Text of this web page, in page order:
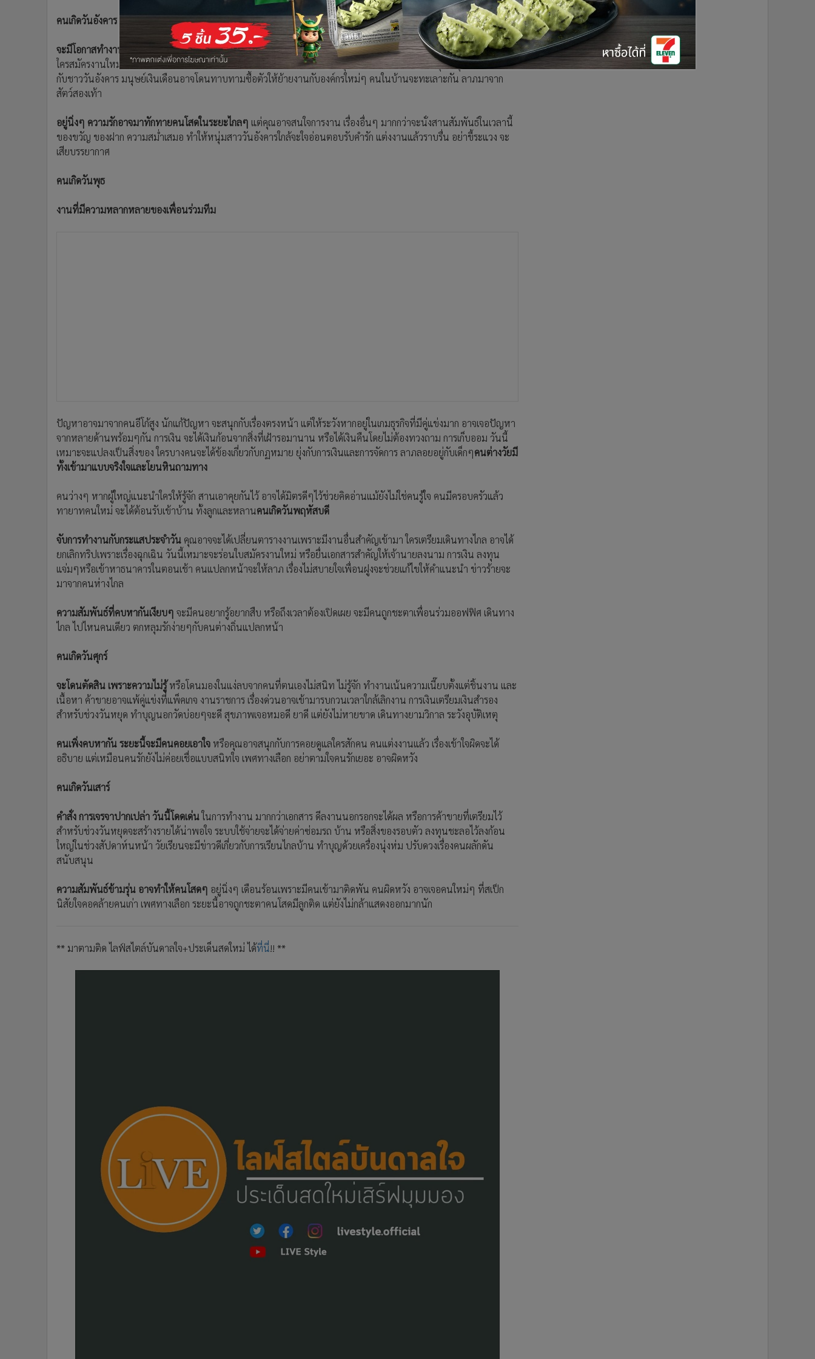
คนเกิดวันอังคาร
จะมีโอกาสทำงานกับคนที่ไม่คาดคิดคนเก่ง มีชื่อเสียง หรือมีประสบการณ์มานาน แม้เงินไม่มาก แต่ไม่ควรพลาดในโอกาส
ใครสมัครงานใหม่ ความเป็นตัวของตัวเองอาจชนะใจกรรมการโดยง่าย การลงทุนเรื่องของพลังงาน และธุรกิจสุขภาพ โดดเด่น
กับชาววันอังคาร มนุษย์เงินเดือนอาจโดนทาบทามซื้อตัวให้ย้ายงานกับองค์กรใหม่ๆ คนในบ้านจะทะเลาะกัน ลาภมาจาก
สัตว์สองเท้า
อยู่นิ่งๆ ความรักอาจมาทักทายคนโสดในระยะไกลๆ แต่คุณอาจสนใจการงาน เรื่องอื่นๆ มากกว่าจะนั่งสานสัมพันธ์ในเวลานี้
ของขวัญ ของฝาก ความสม่ำเสมอ ทำให้หนุ่มสาววันอังคารใกล้จะใจอ่อนตอบรับคำรัก แต่งงานแล้วราบรื่น อย่าขี้ระแวง จะ
เสียบรรยากาศ
คนเกิดวันพุธ
งานที่มีความหลากหลายของเพื่อนร่วมทีม
ปัญหาอาจมาจากคนอีโก้สูง นักแก้ปัญหา จะสนุกกับเรื่องตรงหน้า แต่ให้ระวังหากอยู่ในเกมธุรกิจที่มีคู่แข่งมาก อาจเจอปัญหา
จากหลายด้านพร้อมๆกัน การเงิน จะได้เงินก้อนจากสิ่งที่เฝ้ารอมานาน หรือได้เงินคืนโดยไม่ต้องทวงถาม การเก็บออม วันนี้
เหมาะจะแปลงเป็นสิ่งของ ใครบางคนจะได้ข้องเกี่ยวกับกฏหมาย ยุ่งกับการเงินและการจัดการ ลาภลอยอยู่กับเด็กๆคนต่างวัยมี
ทั้งเข้ามาแบบจริงใจและโยนหินถามทาง
คนว่างๆ หากผู้ใหญ่แนะนำใครให้รู้จัก สานเอาคุยกันไว้ อาจได้มิตรดีๆไว้ช่วยคิดอ่านแม้ยังไม่ใช่คนรู้ใจ คนมีครอบครัวแล้ว
ทายาทคนใหม่ จะได้ต้อนรับเข้าบ้าน ทั้งลูกและหลานคนเกิดวันพฤหัสบดี
จับการทำงานกับกระแสประจำวัน คุณอาจจะได้เปลี่ยนตารางงานเพราะมีงานอื่นสำคัญเข้ามา ใครเตรียมเดินทางไกล อาจได้
ยกเลิกทริปเพราะเรื่องฉุกเฉิน วันนี้เหมาะจะร่อนใบสมัครงานใหม่ หรือยื่นเอกสารสำคัญให้เจ้านายลงนาม การเงิน ลงทุน
แจ่มๆหรือเข้าหาธนาคารในตอนเช้า คนแปลกหน้าจะให้ลาภ เรื่องไม่สบายใจเพื่อนฝูงจะช่วยแก้ไขให้คำแนะนำ ข่าวร้ายจะ
มาจากคนห่างไกล
ความสัมพันธ์ที่คบหากันเงียบๆ จะมีคนอยากรู้อยากสืบ หรือถึงเวลาต้องเปิดเผย จะมีคนถูกชะตาเพื่อนร่วมออฟฟิศ เดินทาง
ไกล ไปไหนคนเดียว ตกหลุมรักง่ายๆกับคนต่างถิ่นแปลกหน้า
คนเกิดวันศุกร์
จะโดนตัดสิน เพราะความไม่รู้หรือโดนมองในแง่ลบจากคนที่ตนเองไม่สนิท ไม่รู้จัก ทำงานเน้นความเนี๊ยบตั้งแต่ชิ้นงาน และ
เนื้อหา ค้าขายอาจแพ้คู่แข่งที่แพ็คเกจ งานราชการ เรื่องด่วนอาจเข้ามารบกวนเวลาใกล้เลิกงาน การเงินเตรียมเงินสำรอง
สำหรับช่วงวันหยุด ทำบุญนอกวัดบ่อยๆจะดี สุขภาพเจอหมอดี ยาดี แต่ยังไม่หายขาด เดินทางยามวิกาล ระวังอุบัติเหตุ
คนเพิ่งคบหากัน ระยะนี้จะมีคนคอยเอาใจ หรือคุณอาจสนุกกับการคอยดูแลใครสักคน คนแต่งงานแล้ว เรื่องเข้าใจผิดจะได้
อธิบาย แต่เหมือนคนรักยังไม่ค่อยเชื่อแบบสนิทใจ เพศทางเลือก อย่าตามใจคนรักเยอะ อาจผิดหวัง
คนเกิดวันเสาร์
คำสั่ง การเจรจาปากเปล่าวันนี้โดดเด่นในการทำงาน มากกว่าเอกสาร ดีลงานนอกรอกจะได้ผล หรือการค้าขายที่เตรียมไว้
สำหรับช่วงวันหยุดจะสร้างรายได้น่าพอใจ ระบบใช้จ่ายจะได้จ่ายค่าซ่อมรถ บ้าน หรือสิ่งของรอบตัว ลงทุนชะลอไว้ลงก้อน
ใหญ่ในช่วงสัปดาห์นหน้า วัยเรียนจะมีข่าวดีเกี่ยวกับการเรียนไกลบ้าน ทำบุญด้วยเครื่องนุ่งห่ม ปรับดวงเรื่องคนผลักดัน
สนับสนุน
ความสัมพันธ์ข้ามรุ่น อาจทำให้คนโสดๆ อยู่นิ่งๆ เดือนร้อนเพราะมีคนเข้ามาติดพัน คนผิดหวัง อาจเจอคนใหม่ๆ ที่สเป็ก
นิสัยใจคอคล้ายคนเก่า เพศทางเลือก ระยะนี้อาจถูกชะตาคนโสดมีลูกติด แต่ยังไม่กล้าแสดงออกมากนัก
** มาตามติด ไลฟ์สไตล์บันดาลใจ+ประเด็นสดใหม่ ได้ที่นี่!! **